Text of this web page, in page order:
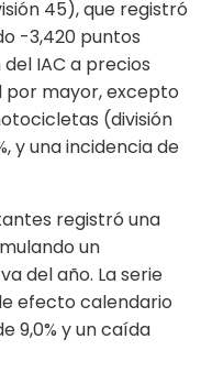
45), que registró
-3,420 puntos
IAC a precios
por mayor, excepto
(división
y una incidencia de
registró una
un
del año. La serie
efecto calendario
9,0% y un caída